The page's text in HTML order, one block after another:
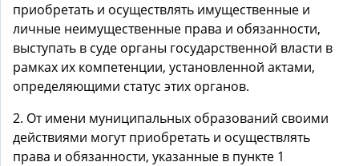
приобретать и осуществлять имущественные и
личные неимущественные права и обязанности,
выступать в суде органы государственной власти в
рамках их компетенции, установленной актами,
определяющими статус этих органов.
2. От имени муниципальных образований своими
действиями могут приобретать и осуществлять
права и обязанности, указанные в пункте 1